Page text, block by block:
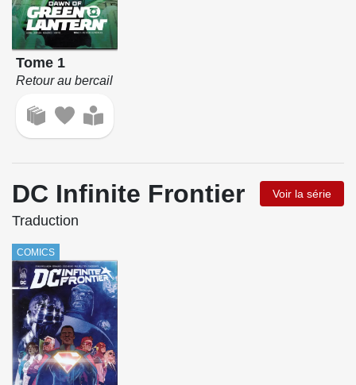
Tome 1
Retour au bercail
DC Infinite Frontier Voir la série
Traduction
COMICS